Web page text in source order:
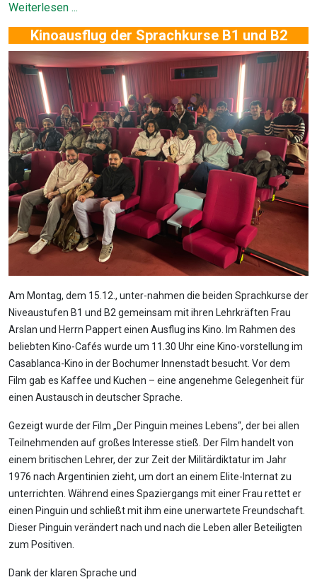
Weiterlesen ...
Kinoausflug der Sprachkurse B1 und B2
Am Montag, dem 15.12., unter-nahmen die beiden Sprachkurse der
Niveaustufen B1 und B2 gemeinsam mit ihren Lehrkräften Frau
Arslan und Herrn Pappert einen Ausflug ins Kino. Im Rahmen des
beliebten Kino-Cafés wurde um 11.30 Uhr eine Kino-vorstellung im
Casablanca-Kino in der Bochumer Innenstadt besucht. Vor dem
Film gab es Kaffee und Kuchen – eine angenehme Gelegenheit für
einen Austausch in deutscher Sprache.
Gezeigt wurde der Film „Der Pinguin meines Lebens“, der bei allen
Teilnehmenden auf großes Interesse stieß. Der Film handelt von
einem britischen Lehrer, der zur Zeit der Militärdiktatur im Jahr
1976 nach Argentinien zieht, um dort an einem Elite-Internat zu
unterrichten. Während eines Spaziergangs mit einer Frau rettet er
einen Pinguin und schließt mit ihm eine unerwartete Freundschaft.
Dieser Pinguin verändert nach und nach die Leben aller Beteiligten
zum Positiven.
Dank der klaren Sprache und